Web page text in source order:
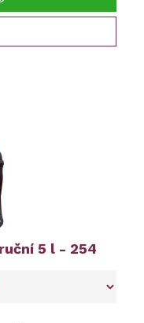
5 l - 254